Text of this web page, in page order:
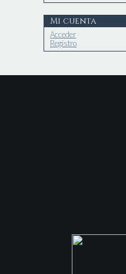
Mi cuenta
Acceder
Registro